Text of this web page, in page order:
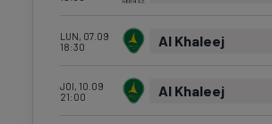
LUN, 07.09
18:30
Al Khaleej
JOI, 10.09
21:00
Al Khaleej